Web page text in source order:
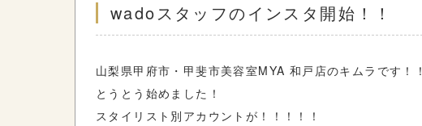
wadoスタッフのインスタ開始！！
山梨県甲府市・甲斐市美容室MYA 和戸店のキムラです！！
とうとう始めました！
スタイリスト別アカウントが！！！！！